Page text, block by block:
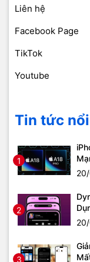
Liên hệ
Facebook Page
TikTok
Youtube
Tin tức
1
2
3